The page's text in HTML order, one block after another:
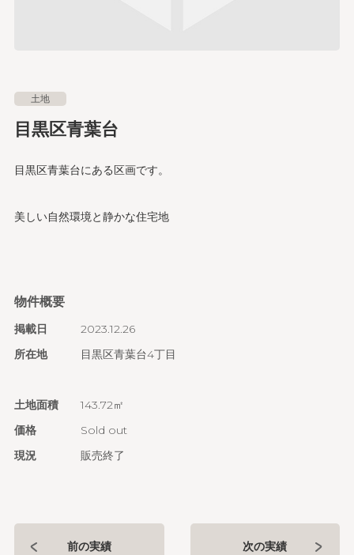
土地
目黒区青葉台
目黒区青葉台にある区画です。
美しい自然環境と静かな住宅地
物件概要
掲載日
2023.12.26
所在地
目黒区青葉台4丁目
土地面積
143.72㎡
価格
Sold out
現況
販売終了
前の実績 次の実績